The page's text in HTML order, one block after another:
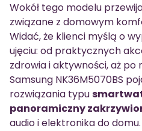
Wokół tego modelu
związane z domowym
Widać, że klienci myślą o
ujęciu: od praktycznych
zdrowia i aktywności, aż
Samsung NK36M5070BS
rozwiązania typu
panoramiczny
audio i elektronika do domu.